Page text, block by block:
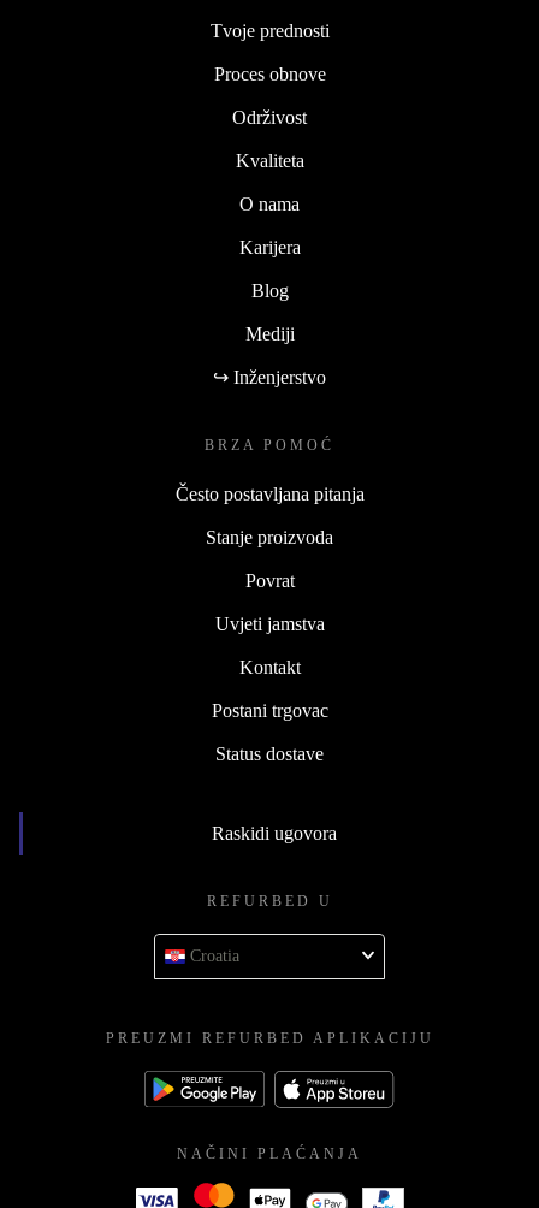
Tvoje prednosti
Proces obnove
Održivost
Kvaliteta
O nama
Karijera
Blog
Mediji
↪ Inženjerstvo
BRZA POMOĆ
Često postavljana pitanja
Stanje proizvoda
Povrat
Uvjeti jamstva
Kontakt
Postani trgovac
Status dostave
Raskidi ugovora
REFURBED U
Croatia
PREUZMI REFURBED APLIKACIJU
NAČINI PLAĆANJA